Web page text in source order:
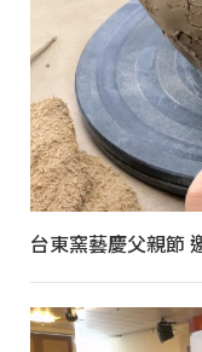
台東窯藝慶父親節